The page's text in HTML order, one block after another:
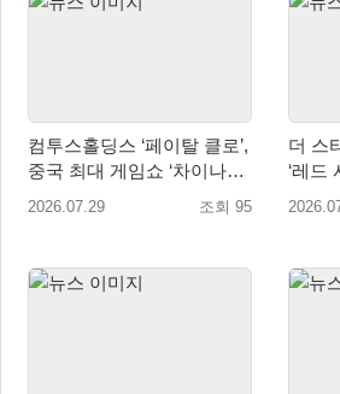
컴투스홀딩스 ‘페이탈 클로’,
중국 최대 게임쇼 ‘차이나조
이 2026’ 참가
2026.07.29 조회 95
더 스
‘레드
번째